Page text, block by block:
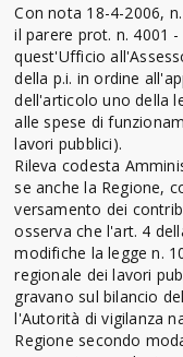
Con nota 18-4-2006,
il parere prot. n. 4001
quest'Ufficio
della p.i. in ordine
dell'articolo uno della
alle spese di
lavori pubblici).
Rileva codesta
se anche la Regione,
versamento dei
osserva che l'art. 4
modifiche la legge n.
regionale dei lavori
gravano sul bilancio
l'Autorità di vigilanza
Regione secondo